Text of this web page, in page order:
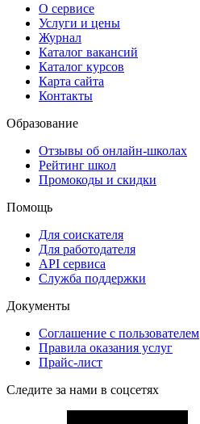
О сервисе
Услуги и цены
Журнал
Каталог вакансий
Каталог курсов
Карта сайта
Контакты
Образование
Отзывы об онлайн-школах
Рейтинг школ
Промокоды и скидки
Помощь
Для соискателя
Для работодателя
API сервиса
Служба поддержки
Документы
Соглашение с пользователем
Правила оказания услуг
Прайс-лист
Следите за нами в соцсетях